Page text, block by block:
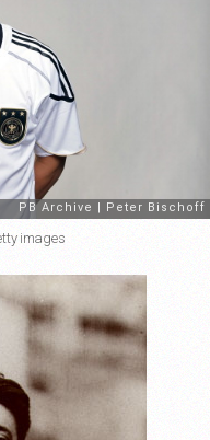
images